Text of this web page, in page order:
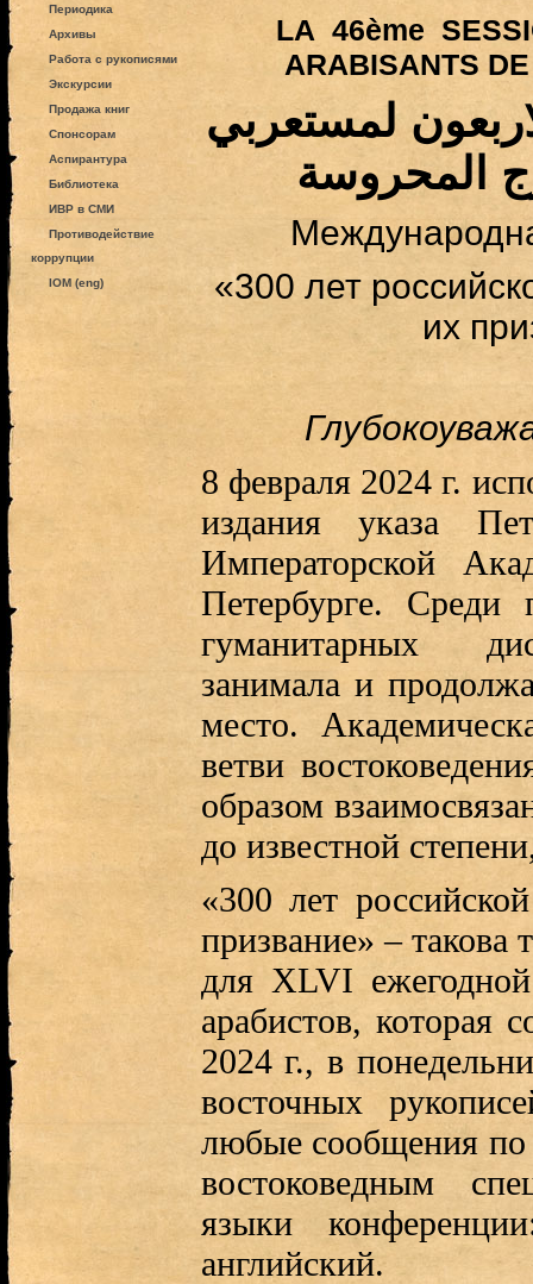
Периодика
Архивы
Работа с рукописями
Экскурсии
Продажа книг
Спонсорам
Аспирантура
Библиотека
ИВР в СМИ
Противодействие
коррупции
IOM (eng)
LA 46ème
ARABISANTS
لمستعربي
المحروسة
«300 лет
их
8 февраля 2024 г.
издания указа
Императорской
Петербурге. Среди
гуманитарных
занимала и
место.
ветви
образом
до известной
«300 лет
призвание» – такова
для XLVI ежегодной
арабистов, которая
2024 г., в
восточных
любые сообщения
востоковедным
языки
английский.